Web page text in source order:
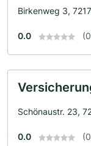
Birkenweg 3,
0.0
Schönaustr. 23,
0.0